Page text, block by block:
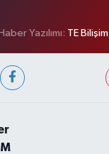
Haber Yazılımı: TE Bilişim